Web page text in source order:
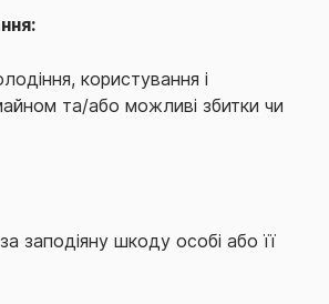
користування і
та/або можливі збитки чи
заподіяну шкоду особі або її